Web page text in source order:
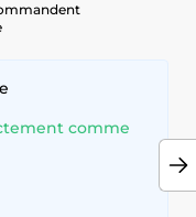
comme